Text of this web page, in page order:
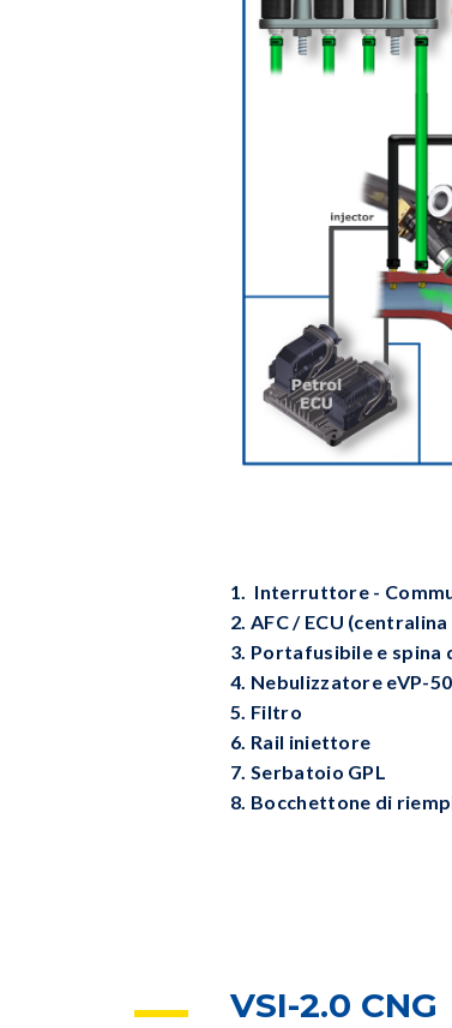
1. Interruttore -
2. AFC / ECU
3. Portafusibile e spina
4. Nebulizzatore eVP-
5. Filtro
6. Rail iniettore
7. Serbatoio GPL
8. Bocchettone di
VSI-2.0 CNG